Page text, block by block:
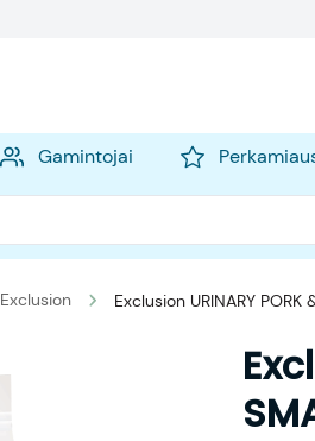
Gamintojai
Exclusion Exclusion URINARY PORK